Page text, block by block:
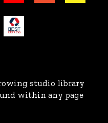
studio library
within any page